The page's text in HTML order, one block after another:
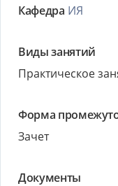
Кафедра ИЯ
Виды занятий
Практическое
Форма
Зачет
Документы